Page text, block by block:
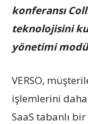
konferansı
teknolojisini
yönetimi
VERSO,
işlemlerini
SaaS tabanlı